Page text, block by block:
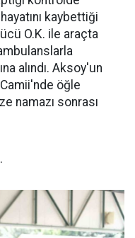
kaybettiği
O.K. ile araçta
alındı. Aksoy'un
öğle
namazı sonrası